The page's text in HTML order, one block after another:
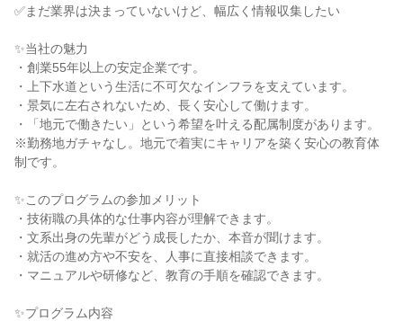
✅まだ業界は決まっていないけど、幅広く情報収集したい
✨当社の魅力
・創業55年以上の安定企業です。
・上下水道という生活に不可欠なインフラを支えています。
・景気に左右されないため、長く安心して働けます。
・「地元で働きたい」という希望を叶える配属制度があります。
※勤務地ガチャなし。地元で着実にキャリアを築く安心の教育体
制です。
✨このプログラムの参加メリット
・技術職の具体的な仕事内容が理解できます。
・文系出身の先輩がどう成長したか、本音が聞けます。
・就活の進め方や不安を、人事に直接相談できます。
・マニュアルや研修など、教育の手順を確認できます。
✨プログラム内容